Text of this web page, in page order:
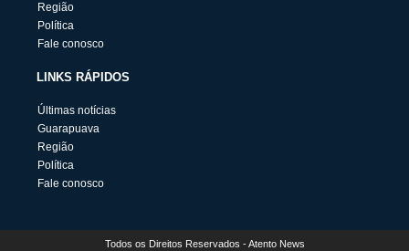
Região
Política
Fale conosco
LINKS RÁPIDOS
Últimas notícias
Guarapuava
Região
Política
Fale conosco
Todos os Direitos Reservados - Atento News